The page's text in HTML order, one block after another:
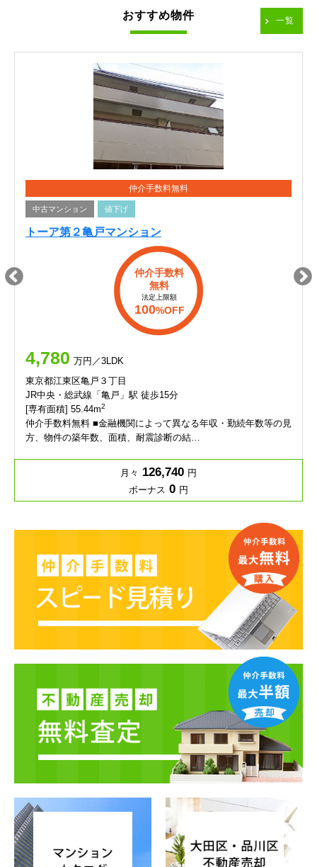
おすすめ物件 一覧
仲介手数料無料
中古マンション 値下げ
トーア第２亀戸マンション
仲介手数料
無料
法定上限額
100%OFF
4,780 万円／3LDK
東京都江東区亀戸３丁目
JR中央・総武線「亀戸」駅 徒歩15分
[専有面積] 55.44m2
仲介手数料無料 ■金融機関によって異なる年収・勤続年数等の見
方、物件の築年数、面積、耐震診断の結…
月々 126,740 円
ボーナス 0 円